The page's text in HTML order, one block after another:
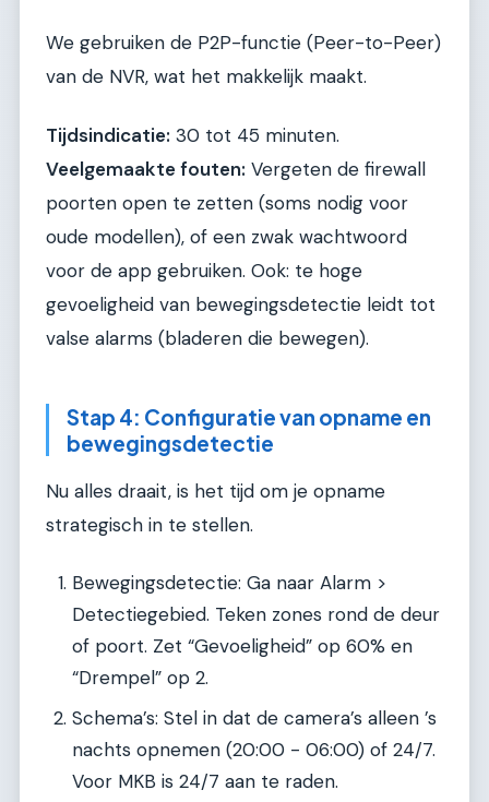
We gebruiken de P2P-functie (Peer-to-Peer)
van de NVR, wat het makkelijk maakt.
Tijdsindicatie: 30 tot 45 minuten.
Veelgemaakte fouten: Vergeten de firewall
poorten open te zetten (soms nodig voor
oude modellen), of een zwak wachtwoord
voor de app gebruiken. Ook: te hoge
gevoeligheid van bewegingsdetectie leidt tot
valse alarms (bladeren die bewegen).
Stap 4: Configuratie van opname en
bewegingsdetectie
Nu alles draait, is het tijd om je opname
strategisch in te stellen.
Bewegingsdetectie: Ga naar Alarm >
Detectiegebied. Teken zones rond de deur
of poort. Zet “Gevoeligheid” op 60% en
“Drempel” op 2.
Schema’s: Stel in dat de camera’s alleen ’s
nachts opnemen (20:00 - 06:00) of 24/7.
Voor MKB is 24/7 aan te raden.